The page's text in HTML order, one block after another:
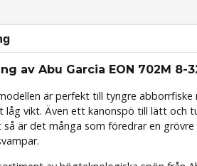
av Abu Garcia EON 702M 8-
är perfekt till tyngre
låg vikt. Även ett kanonspö till lätt och
så är det många som föredrar en